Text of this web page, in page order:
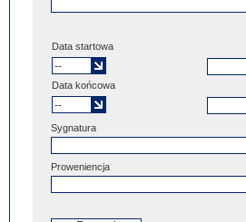
Data startowa
Data końcowa
Sygnatura
Proweniencja